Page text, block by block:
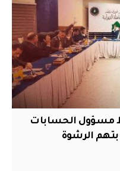
مسؤول الحسابات
الرشوة